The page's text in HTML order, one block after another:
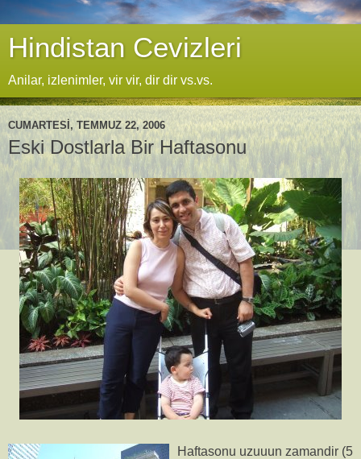
Hindistan Cevizleri
Anilar, izlenimler, vir vir, dir dir vs.vs.
CUMARTESI, TEMMUZ 22, 2006
Eski Dostlarla Bir Haftasonu
Haftasonu uzuuun zamandir (5